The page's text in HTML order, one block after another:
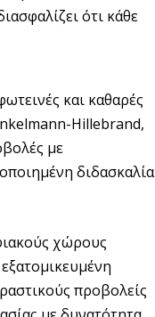
ότι κάθε
και καθαρές
Hillebrand,
με
διδασκαλία
χώρους
προβολείς